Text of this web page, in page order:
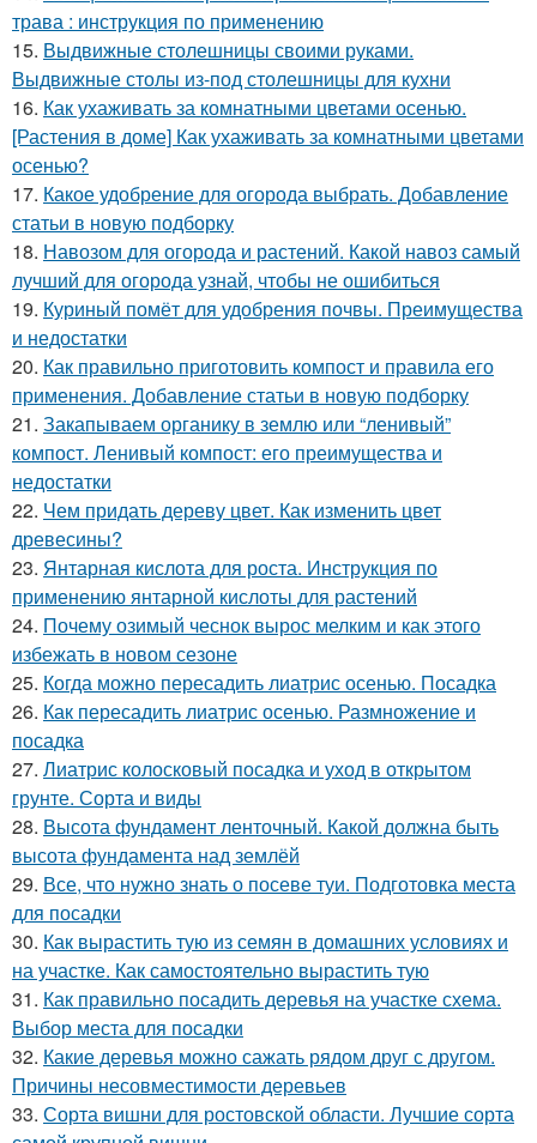
трава : инструкция по применению
15. Выдвижные столешницы своими руками.
Выдвижные столы из-под столешницы для кухни
16. Как ухаживать за комнатными цветами осенью.
[Растения в доме] Как ухаживать за комнатными цветами
осенью?
17. Какое удобрение для огорода выбрать. Добавление
статьи в новую подборку
18. Навозом для огорода и растений. Какой навоз самый
лучший для огорода узнай, чтобы не ошибиться
19. Куриный помёт для удобрения почвы. Преимущества
и недостатки
20. Как правильно приготовить компост и правила его
применения. Добавление статьи в новую подборку
21. Закапываем органику в землю или “ленивый”
компост. Ленивый компост: его преимущества и
недостатки
22. Чем придать дереву цвет. Как изменить цвет
древесины?
23. Янтарная кислота для роста. Инструкция по
применению янтарной кислоты для растений
24. Почему озимый чеснок вырос мелким и как этого
избежать в новом сезоне
25. Когда можно пересадить лиатрис осенью. Посадка
26. Как пересадить лиатрис осенью. Размножение и
посадка
27. Лиатрис колосковый посадка и уход в открытом
грунте. Сорта и виды
28. Высота фундамент ленточный. Какой должна быть
высота фундамента над землёй
29. Все, что нужно знать о посеве туи. Подготовка места
для посадки
30. Как вырастить тую из семян в домашних условиях и
на участке. Как самостоятельно вырастить тую
31. Как правильно посадить деревья на участке схема.
Выбор места для посадки
32. Какие деревья можно сажать рядом друг с другом.
Причины несовместимости деревьев
33. Сорта вишни для ростовской области. Лучшие сорта